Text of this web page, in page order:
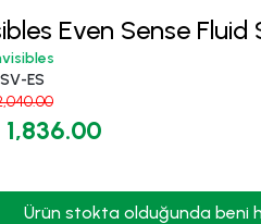
Even Sense Fluid
SV-ES
Ürün stokta olduğunda beni